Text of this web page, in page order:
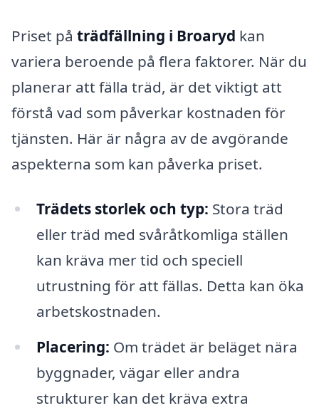
Priset på trädfällning i Broaryd kan
variera beroende på flera faktorer. När du
planerar att fälla träd, är det viktigt att
förstå vad som påverkar kostnaden för
tjänsten. Här är några av de avgörande
aspekterna som kan påverka priset.
Trädets storlek och typ: Stora träd
eller träd med svåråtkomliga ställen
kan kräva mer tid och speciell
utrustning för att fällas. Detta kan öka
arbetskostnaden.
Placering: Om trädet är beläget nära
byggnader, vägar eller andra
strukturer kan det kräva extra